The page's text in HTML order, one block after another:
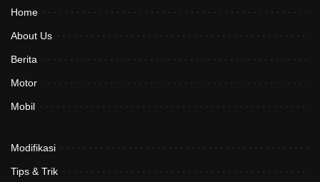
Home
About Us
Berita
Motor
Mobil
Modifikasi
Tips & Trik